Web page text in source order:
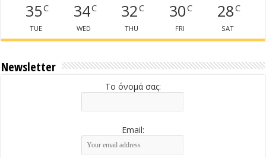
35C
TUE
34C
WED
32C
THU
30C
FRI
28C
SAT
Newsletter
Το όνομά σας:
Email: